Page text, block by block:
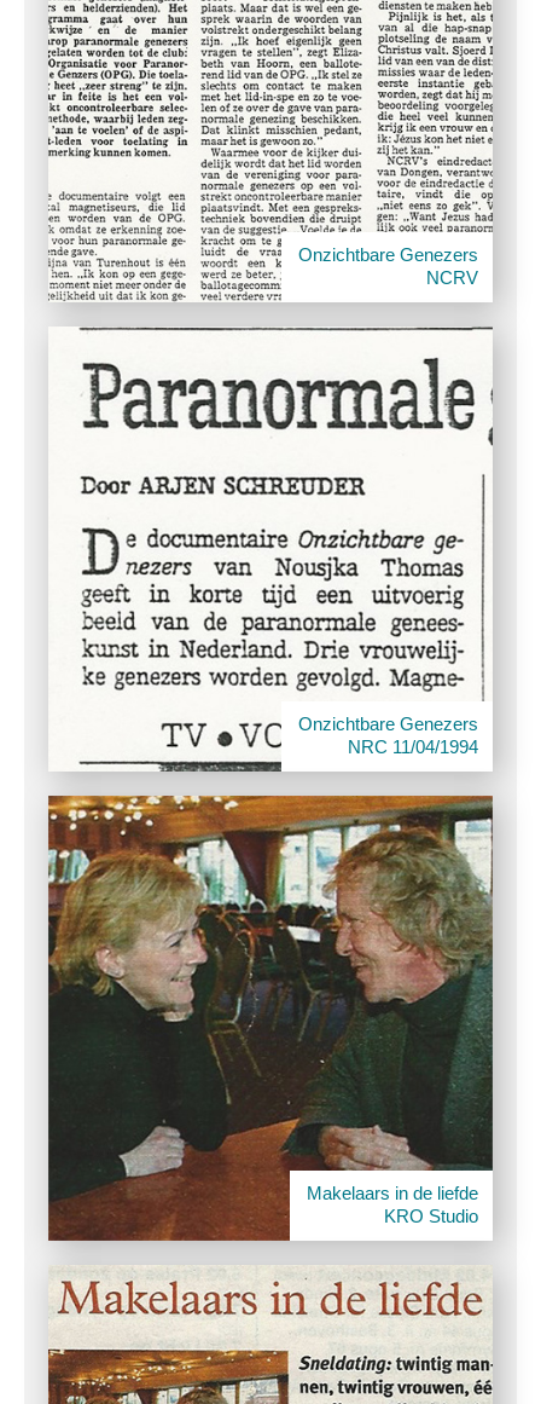
Onzichtbare Genezers
NCRV
Onzichtbare Genezers
NRC 11/04/1994
Makelaars in de liefde
KRO Studio